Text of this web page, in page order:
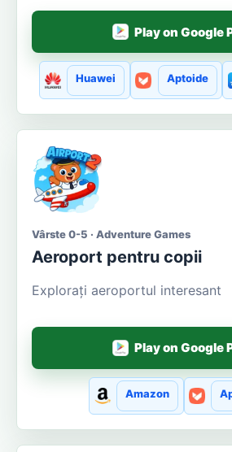
Play on Google
Huawei Aptoide
Vârste 0-5 · Adventure Games
Aeroport pentru copii
Explorați aeroportul interesant
Play on Google
Amazon